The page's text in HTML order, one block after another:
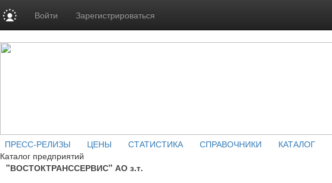
Войти Зарегистрироваться
ПРЕСС-РЕЛИЗЫ ЦЕНЫ СТАТИСТИКА СПРАВОЧНИКИ КАТАЛОГ
Каталог предприятий
"ВОСТОКТРАНССЕРВИС" АО з.т.